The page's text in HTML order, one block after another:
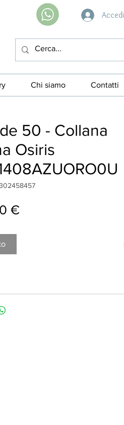
Accedi
Chi siamo Contatti
50 - Collana
Osiris
€Prezzo